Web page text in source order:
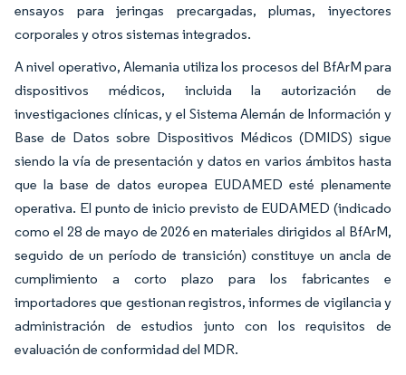
ensayos para jeringas precargadas, plumas, inyectores
corporales y otros sistemas integrados.
A nivel operativo, Alemania utiliza los procesos del BfArM para
dispositivos médicos, incluida la autorización de
investigaciones clínicas, y el Sistema Alemán de Información y
Base de Datos sobre Dispositivos Médicos (DMIDS) sigue
siendo la vía de presentación y datos en varios ámbitos hasta
que la base de datos europea EUDAMED esté plenamente
operativa. El punto de inicio previsto de EUDAMED (indicado
como el 28 de mayo de 2026 en materiales dirigidos al BfArM,
seguido de un período de transición) constituye un ancla de
cumplimiento a corto plazo para los fabricantes e
importadores que gestionan registros, informes de vigilancia y
administración de estudios junto con los requisitos de
evaluación de conformidad del MDR.